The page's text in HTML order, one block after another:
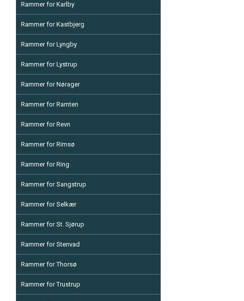
Rammer for Karlby
Rammer for Kastbjerg
Rammer for Lyngby
Rammer for Lystrup
Rammer for Nørager
Rammer for Ramten
Rammer for Revn
Rammer for Rimsø
Rammer for Ring
Rammer for Sangstrup
Rammer for Selkær
Rammer for St. Sjørup
Rammer for Stenvad
Rammer for Thorsø
Rammer for Trustrup